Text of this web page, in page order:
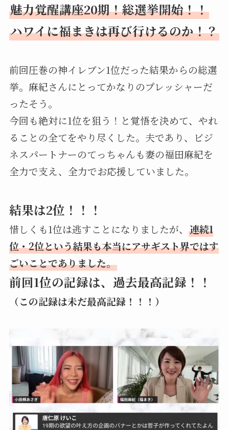
魅力覚醒講座20期！総選挙開始！！
ハワイに福まきは再び行けるのか！？
前回圧巻の神イレブン1位だった結果からの総選
挙。麻紀さんにとってかなりのプレッシャーだ
ったそう。
今回も絶対に1位を狙う！と覚悟を決めて、やれ
ることの全てをやり尽くした。夫であり、ビジ
ネスパートナーのてっちゃんも妻の福田麻紀を
全力で支え、全力でお応援していました。
結果は2位！！！
惜しくも1位は逃すことになりましたが、 連続1
位・2位という結果も本当にアサギスト界ではす
ごいことでありました。
前回1位の記録は、過去最高記録！！
（この記録は未だ最高記録！！！）